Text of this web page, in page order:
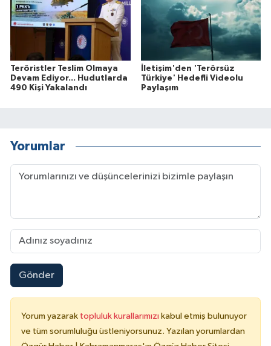
Teröristler Teslim Olmaya
Devam Ediyor... Hudutlarda
490 Kişi Yakalandı
İletişim'den 'Terörsüz
Türkiye' Hedefli Videolu
Paylaşım
Yorumlar
Gönder
Yorum yazarak topluluk kurallarımızı kabul etmiş bulunuyor
ve tüm sorumluluğu üstleniyorsunuz. Yazılan yorumlardan